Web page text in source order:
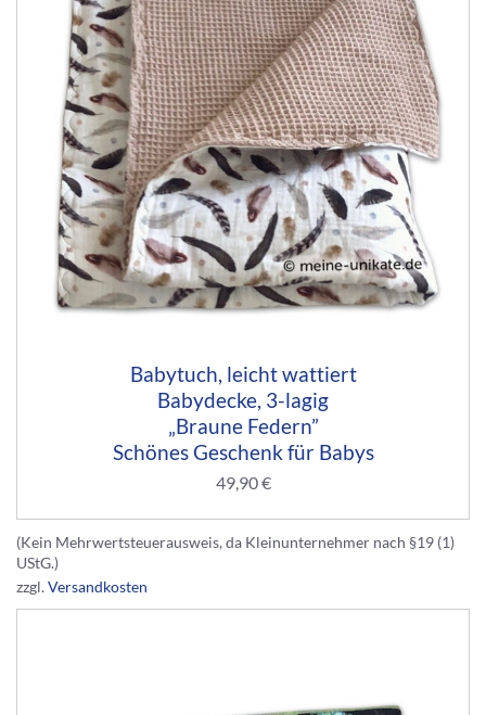
Babytuch, leicht wattiert
Babydecke, 3-lagig
„Braune Federn”
Schönes Geschenk für Babys
49,90€
(Kein Mehrwertsteuerausweis, da Kleinunternehmer nach §19 (1)
UStG.)
zzgl.Versandkosten